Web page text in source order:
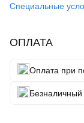
Специальные
ОПЛАТА
Оплата при
Безналичный